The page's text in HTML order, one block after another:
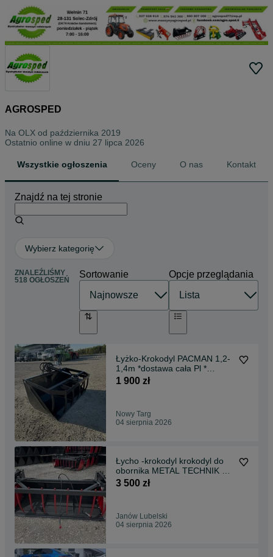
AGROSPED
Na OLX od października 2019
Ostatnio online w dniu 27 lipca 2026
Wszystkie ogłoszenia Oceny O nas Kontakt
Znajdź na tej stronie
Wybierz kategorię
ZNALEŹLIŚMY
518 OGŁOSZEŃ
Sortowanie Opcje przeglądania
Łyżko-Krokodyl PACMAN 1,2-
1,4m *dostawa cała Pl *
certyfikat *
1 900 zł
Nowy Targ
04 sierpnia 2026
Łycho -krokodyl krokodyl do
obornika METAL TECHNIK 2
siłowniki
3 500 zł
Janów Lubelski
04 sierpnia 2026